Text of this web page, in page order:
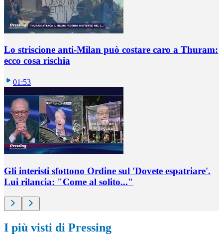
Lo striscione anti-Milan può costare caro a Thuram:
ecco cosa rischia
01:53
Gli interisti sfottono Ordine sul 'Dovete espatriare'.
Lui rilancia: "Come al solito..."
I più visti di Pressing